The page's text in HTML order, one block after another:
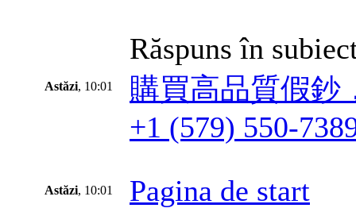
Astăzi, 10:01
Răspuns în
購買高品質假鈔
+1 (579) 550-
Astăzi, 10:01 Pagina de start